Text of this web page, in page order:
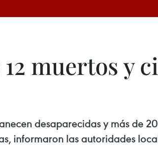
muertos y
desaparecidas y más de
informaron las autoridades